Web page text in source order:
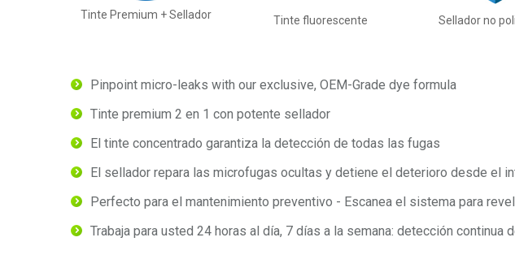
Tinte Premium + Sellador Tinte fluorescente Sellador no
Pinpoint micro-leaks with our exclusive, OEM-Grade dye formula
Tinte premium 2 en 1 con potente sellador
El tinte concentrado garantiza la detección de todas las fugas
El sellador repara las microfugas ocultas y detiene el deterioro desde el
Perfecto para el mantenimiento preventivo - Escanea el sistema para
Trabaja para usted 24 horas al día, 7 días a la semana: detección continua